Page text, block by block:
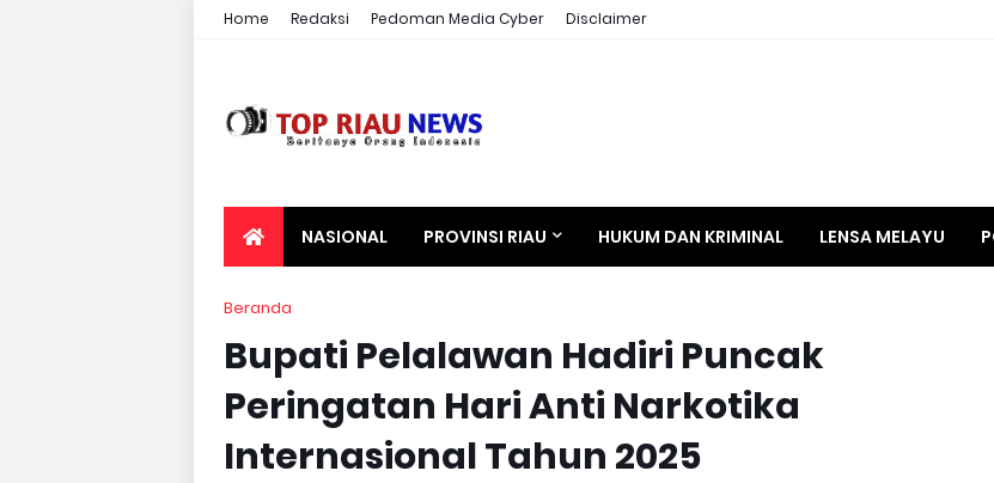
Home Redaksi Pedoman Media Cyber Disclaimer
NASIONAL PROVINSI RIAU HUKUM DAN KRIMINAL LENSA MELAYU
Beranda
Bupati Pelalawan Hadiri Puncak
Peringatan Hari Anti Narkotika
Internasional Tahun 2025